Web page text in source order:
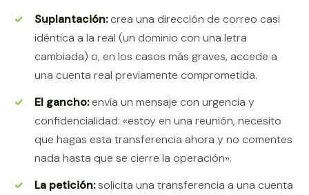
Suplantación:crea una dirección de correo casi
idéntica a la real (un dominio con una letra
cambiada) o, en los casos más graves, accede a
una cuenta real previamente comprometida.
El gancho:envía un mensaje con urgencia y
confidencialidad: «estoy en una reunión, necesito
que hagas esta transferencia ahora y no comentes
nada hasta que se cierre la operación».
La petición:solicita una transferencia a una cuenta